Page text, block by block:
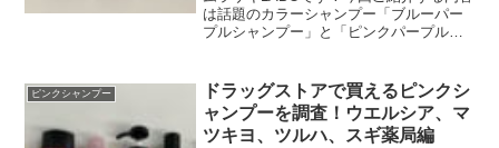
は話題のカラーシャンプー「ブルーパー
プルシャンプー」と「ピンクパープルシ
うです！実際にカラーシャンプーの2種の
発色などを比...
ピンクシャンプー
ドラッグストアで買えるピンクシ
ャンプーを調査！ウエルシア、マ
ツキヨ、ツルハ、スギ薬局編